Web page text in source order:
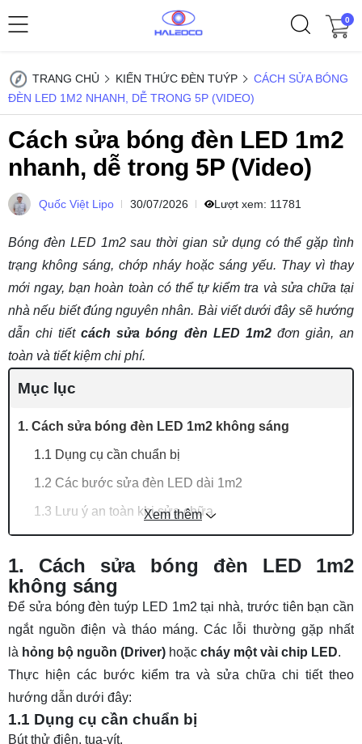
0
TRANG CHỦ KIẾN THỨC ĐÈN TUÝP
CÁCH SỬA BÓNG
ĐÈN LED 1M2 NHANH, DỄ TRONG 5P (VIDEO)
Cách sửa bóng đèn LED 1m2
nhanh, dễ trong 5P (Video)
Quốc Việt Lipo 30/07/2026 Lượt xem: 11781
Bóng đèn LED 1m2 sau thời gian sử dụng có thể gặp tình
trạng không sáng, chớp nháy hoặc sáng yếu. Thay vì thay
mới ngay, bạn hoàn toàn có thể tự kiểm tra và sửa chữa tại
nhà nếu biết đúng nguyên nhân. Bài viết dưới đây sẽ hướng
dẫn chi tiếtcách sửa bóng đèn LED 1m2đơn giản, an
toàn và tiết kiệm chi phí.
Mục lục
1. Cách sửa bóng đèn LED 1m2 không sáng
1.1 Dụng cụ cần chuẩn bị
1.2 Các bước sửa đèn LED dài 1m2
1.3 Lưu ý an toàn khi sửa chữa
2. Cách sửa bóng đèn tuýp LED bị chớp
2.1 Kiểm tra bộ nguồn
2.2 Kiểm tra nguồn điện áp và công tắc
2.3 Đấu nối lại dây và thay bóng mới
3. Cách sửa đèn tuýp LED bán nguyệt 1m2 đơn
giản tại nhà
3.1 Công cụ và vật liệu
3.2 Hướng dẫn từng bước sửa đèn tuýp bán
Xem thêm
1. Cách sửa bóng đèn LED 1m2
không sáng
Để sửa bóng đèn tuýp LED 1m2 tại nhà, trước tiên bạn cần
ngắt nguồn điện và tháo máng. Các lỗi thường gặp nhất
là hỏng bộ nguồn (Driver) hoặc cháy một vài chip LED.
Thực hiện các bước kiểm tra và sửa chữa chi tiết theo
hướng dẫn dưới đây:
1.1 Dụng cụ cần chuẩn bị
Bút thử điện, tua-vít.